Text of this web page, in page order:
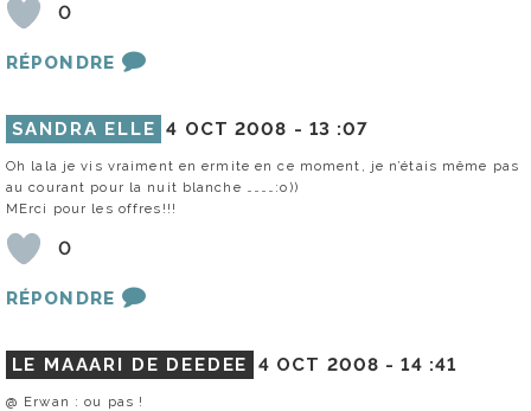
0
RÉPONDRE
SANDRA ELLE 4 OCT 2008 - 13 :07
Oh lala je vis vraiment en ermite en ce moment, je n’étais même pas
au courant pour la nuit blanche …………:o))
MErci pour les offres!!!
0
RÉPONDRE
LE MAAARI DE DEEDEE 4 OCT 2008 -14 :41
@ Erwan : ou pas !